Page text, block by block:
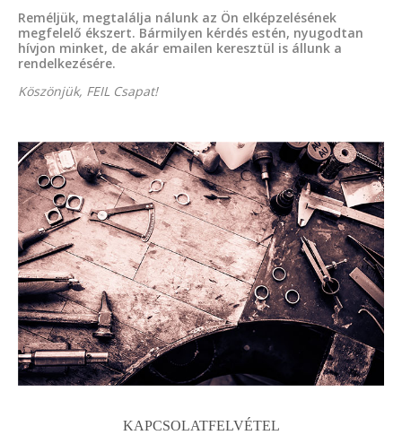
Reméljük, megtalálja nálunk az Ön elképzelésének
megfelelő ékszert. Bármilyen kérdés estén, nyugodtan
hívjon minket, de akár emailen keresztül is állunk a
rendelkezésére.
Köszönjük, FEIL Csapat!
KAPCSOLATFELVÉTEL